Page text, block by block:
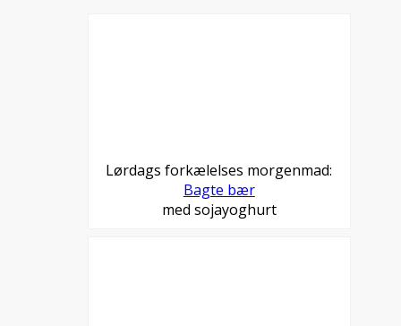
Lørdags forkælelses morgenmad:
Bagte bær
med sojayoghurt